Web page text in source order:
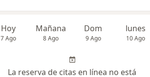
Hoy
7 Ago
Mañana
8 Ago
Dom
9 Ago
lunes
10 Ago
La reserva de citas en línea no está